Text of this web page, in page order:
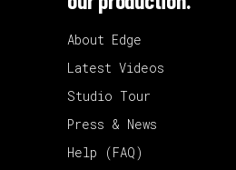
About Edge
Latest Videos
Studio Tour
Press & News
Help (FAQ)